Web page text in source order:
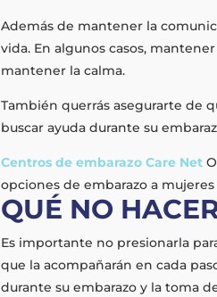
Además de mantener la
vida. En algunos casos,
mantener la calma.
También querrás asegurarte de
buscar ayuda durante su
Centros de embarazo Care Net
opciones de embarazo a
QUÉ NO
Es importante no presionarla
que la acompañarán en cada
durante su embarazo y la toma